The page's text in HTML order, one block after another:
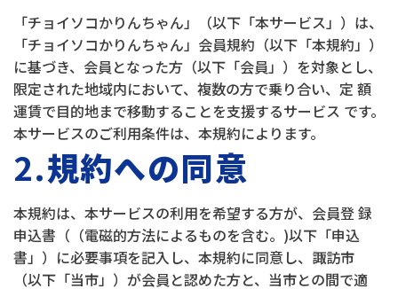
「チョイソコかりんちゃん」（以下「本サービス」）は、
「チョイソコかりんちゃん」会員規約（以下「本規約」）
に基づき、会員となった方（以下「会員」）を対象とし、
限定された地域内において、複数の方で乗り合い、定 額
運賃で目的地まで移動することを支援するサービス です。
本サービスのご利用条件は、本規約によります。
2.規約への同意
本規約は、本サービスの利用を希望する方が、会員登 録
申込書（（電磁的方法によるものを含む。)以下「申込
書」）に必要事項を記入し、本規約に同意し、諏訪市
（以下「当市」）が会員と認めた方と、当市との間で適